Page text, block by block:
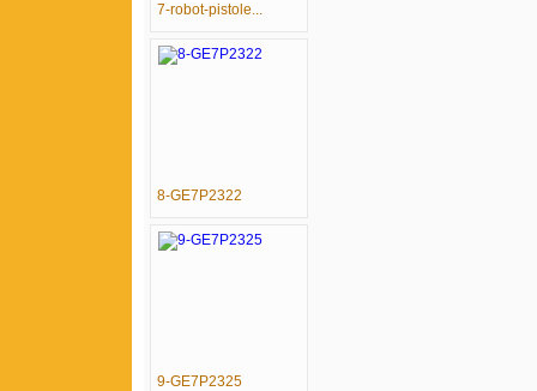
7-robot-pistole...
8-GE7P2322
9-GE7P2325